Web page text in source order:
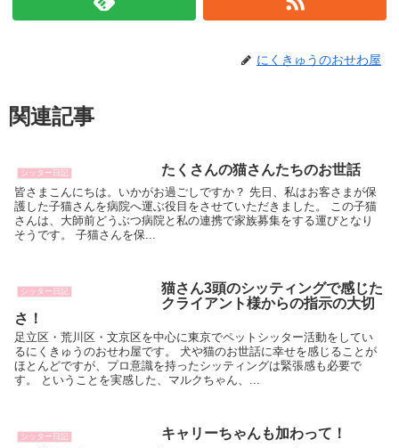
にくきゅうのおせわ屋
関連記事
シッター日記 たくさんの猫さんたちのお世話
皆さまこんにちは。いかがお過ごしですか？ 先日、私はお客さまが保
護した子猫さんを病院へ運ぶ役目をさせていただきました。 この子猫
さんは、大師前どうぶつ病院と私の連携で家族募集をする運びとなり
そうです。 子猫さんを保...
シッター日記
猫さん3頭のシッティングで感じた
クライアント様からの指示の大切
さ！
足立区・荒川区・文京区を中心に東京でペットシッター活動をしてい
るにくきゅうのおせわ屋です。 犬や猫のお世話に幸せを感じることが
ほとんどですが、プロ意識を持ったシッティングは緊張感も必要で
す。 ということを実感した、マルクちゃん、...
シッター日記 キャリーちゃんも加わって！